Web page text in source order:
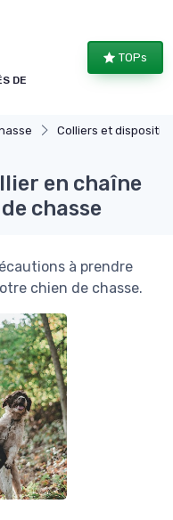
DE
TOPs
Colliers et dispositifs
en chaîne
chasse
à prendre
chien de chasse.